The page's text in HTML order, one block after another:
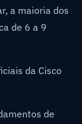
a maioria dos
de 6 a 9
da Cisco
de